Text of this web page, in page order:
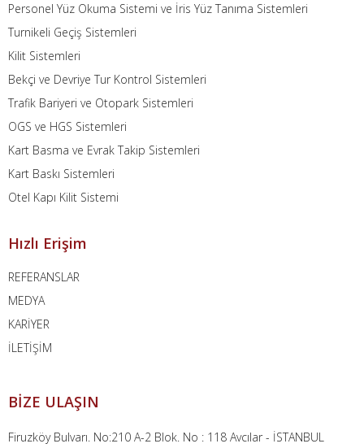
Personel Yüz Okuma Sistemi ve İris Yüz Tanıma Sistemleri
Turnikeli Geçiş Sistemleri
Kilit Sistemleri
Bekçi ve Devriye Tur Kontrol Sistemleri
Trafik Bariyeri ve Otopark Sistemleri
OGS ve HGS Sistemleri
Kart Basma ve Evrak Takip Sistemleri
Kart Baskı Sistemleri
Otel Kapı Kilit Sistemi
Hızlı Erişim
REFERANSLAR
MEDYA
KARİYER
İLETİŞİM
BİZE ULAŞIN
Firuzköy Bulvarı. No:210 A-2 Blok. No : 118 Avcılar - İSTANBUL